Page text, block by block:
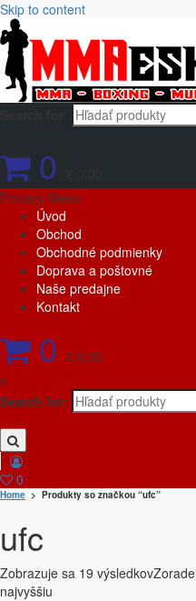
Skip to content
0
Primary Menu
Úvod
Obchod
Obchodné podmienky
Doprava a poštovné
Naše predajne
Kontakt
0 € 0,00
x
Search for:
0
Home > Produkty so značkou “ufc”
ufc
Zobrazuje sa 19 výsledkov
najvyššiu